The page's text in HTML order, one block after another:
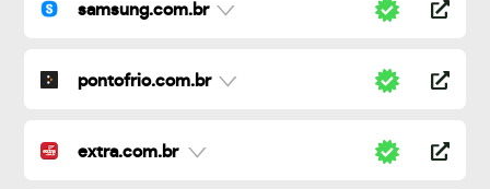
samsung.com.br
pontofrio.com.br
extra.com.br